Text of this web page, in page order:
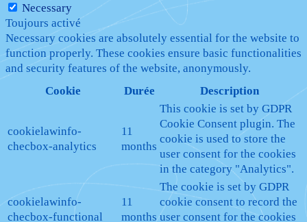
Necessary
Toujours activé
Necessary cookies are absolutely essential for the website to
function properly. These cookies ensure basic functionalities
and security features of the website, anonymously.
Cookie
Durée Description
cookielawinfo-
checbox-analytics
11
months
This cookie is set by GDPR
Cookie Consent plugin. The
cookie is used to store the
user consent for the cookies
in the category "Analytics".
cookielawinfo-
checbox-functional
11
months
The cookie is set by GDPR
cookie consent to record the
user consent for the cookies